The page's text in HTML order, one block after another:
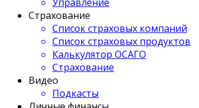
Страхование
Список страховых компаний
Список страховых продуктов
Калькулятор ОСАГО
Страхование
Видео
Подкасты